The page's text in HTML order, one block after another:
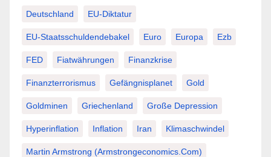
Deutschland EU-Diktatur
EU-Staatsschuldendebakel Euro Europa Ezb
FED Fiatwährungen Finanzkrise
Finanzterrorismus Gefängnisplanet Gold
Goldminen Griechenland Große Depression
Hyperinflation Inflation Iran Klimaschwindel
Martin Armstrong (Armstrongeconomics.com)